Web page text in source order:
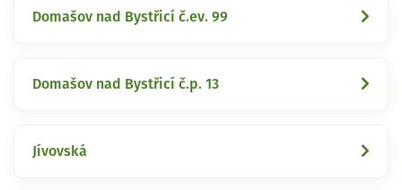
Domašov nad Bystřicí č.ev. 99
Domašov nad Bystřicí č.p. 13
Jívovská